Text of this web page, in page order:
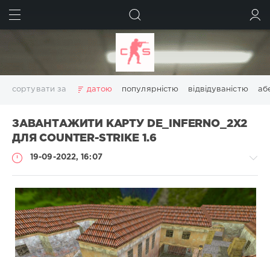
сортувати за датою популярністю відвідуваністю
ЗАВАНТАЖИТИ КАРТУ DE_INFERNO_2X2
ДЛЯ COUNTER-STRIKE 1.6
19-09-2022, 16:07
Карти
Administrator
564